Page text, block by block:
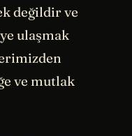
değildir ve
ulaşmak
ve mutlak